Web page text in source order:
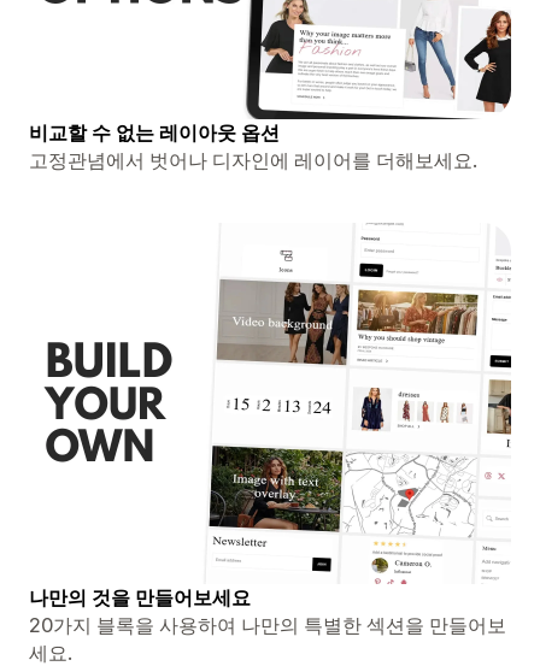
비교할 수 없는 레이아웃 옵션
고정관념에서 벗어나 디자인에 레이어를 더해보세요.
나만의 것을 만들어보세요
20가지 블록을 사용하여 나만의 특별한 섹션을 만들어보
세요.